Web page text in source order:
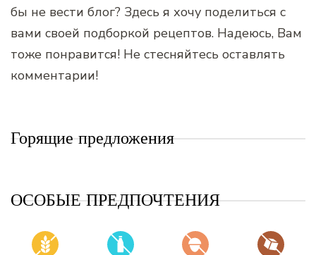
бы не вести блог? Здесь я хочу поделиться с
вами своей подборкой рецептов. Надеюсь, Вам
тоже понравится! Не стесняйтесь оставлять
комментарии!
Горящие предложения
ОСОБЫЕ ПРЕДПОЧТЕНИЯ